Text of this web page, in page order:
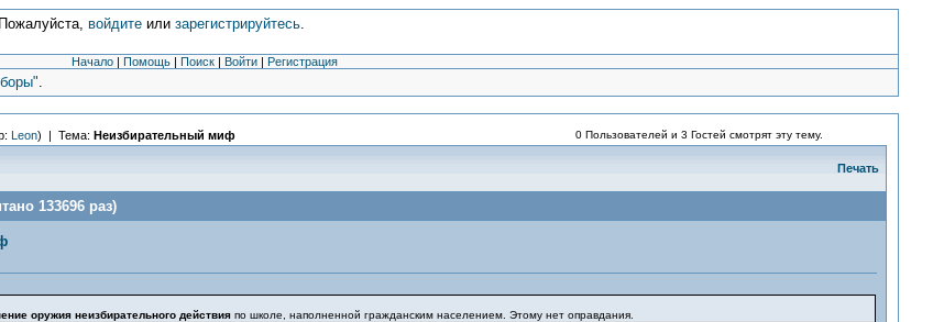
войдитеили зарегистрируйтесь.
Начало | Помощь | Поиск | Войти | Регистрация
.
Leon) | Тема: Неизбирательный миф 0 Пользователей и 3 Гостей смотрят эту тему.
Печать
133696 раз)
оружия неизбирательного действияпо школе, наполненной гражданским населением. Этому нет оправдания.